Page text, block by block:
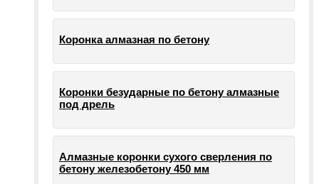
Коронка алмазная по бетону
Коронки безударные по бетону алмазные
под дрель
Алмазные коронки сухого сверления по
бетону железобетону 450 мм